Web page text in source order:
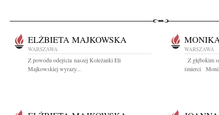
ELŻBIETA MAJKOWSKA
WARSZAWA
Z powodu odejścia naszej Koleżanki Eli
Majkowskiej wyrazy...
WARSZAWA
Z głębokim
śmierci